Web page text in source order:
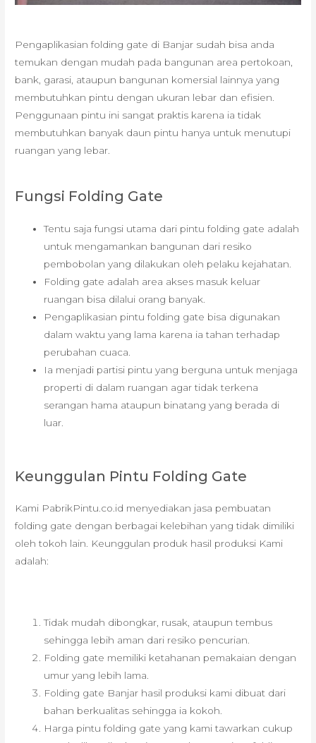
Pengaplikasian folding gate di Banjar sudah bisa anda
temukan dengan mudah pada bangunan area pertokoan,
bank, garasi, ataupun bangunan komersial lainnya yang
membutuhkan pintu dengan ukuran lebar dan efisien.
Penggunaan pintu ini sangat praktis karena ia tidak
membutuhkan banyak daun pintu hanya untuk menutupi
ruangan yang lebar.
Fungsi Folding Gate
Tentu saja fungsi utama dari pintu folding gate adalah
untuk mengamankan bangunan dari resiko
pembobolan yang dilakukan oleh pelaku kejahatan.
Folding gate adalah area akses masuk keluar
ruangan bisa dilalui orang banyak.
Pengaplikasian pintu folding gate bisa digunakan
dalam waktu yang lama karena ia tahan terhadap
perubahan cuaca.
Ia menjadi partisi pintu yang berguna untuk menjaga
properti di dalam ruangan agar tidak terkena
serangan hama ataupun binatang yang berada di
luar.
Keunggulan Pintu Folding Gate
Kami PabrikPintu.co.id menyediakan jasa pembuatan
folding gate dengan berbagai kelebihan yang tidak dimiliki
oleh tokoh lain. Keunggulan produk hasil produksi Kami
adalah:
Tidak mudah dibongkar, rusak, ataupun tembus
sehingga lebih aman dari resiko pencurian.
Folding gate memiliki ketahanan pemakaian dengan
umur yang lebih lama.
Folding gate Banjar hasil produksi kami dibuat dari
bahan berkualitas sehingga ia kokoh.
Harga pintu folding gate yang kami tawarkan cukup